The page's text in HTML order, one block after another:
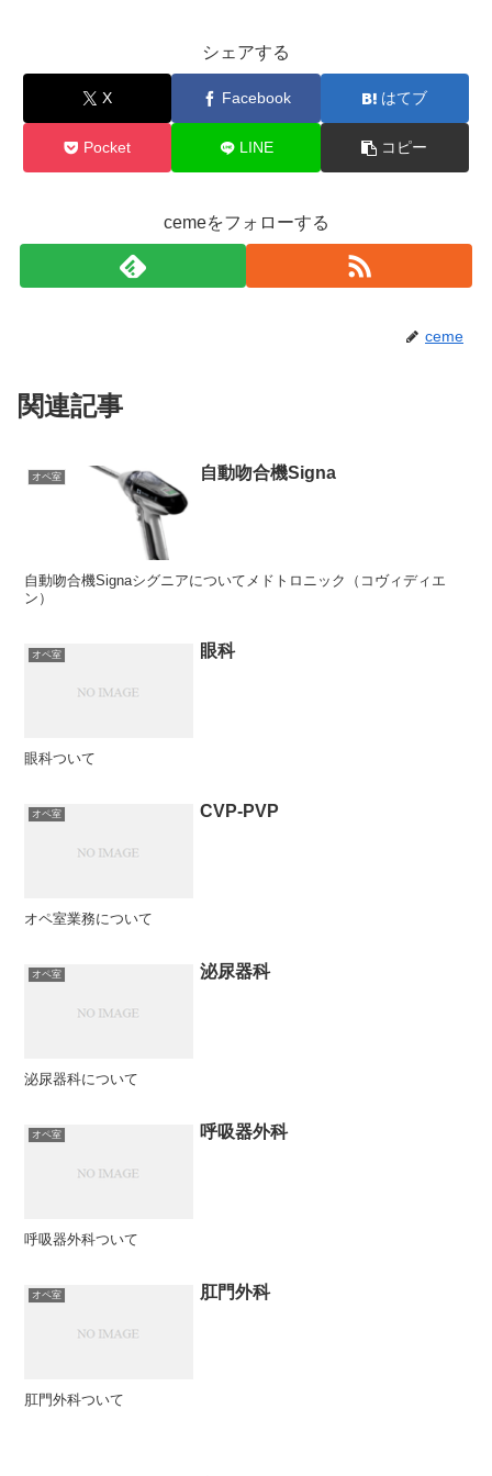
シェアする
X Facebook はてブ
Pocket LINE コピー
cemeをフォローする
ceme
関連記事
オペ室 自動吻合機Signa
自動吻合機Signaシグニアについてメドトロニック（コヴィディエ
ン）
オペ室 眼科
眼科ついて
オペ室 CVP-PVP
オペ室業務について
オペ室 泌尿器科
泌尿器科について
オペ室 呼吸器外科
呼吸器外科ついて
オペ室 肛門外科
肛門外科ついて